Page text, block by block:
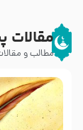
مقالات
مطالب و